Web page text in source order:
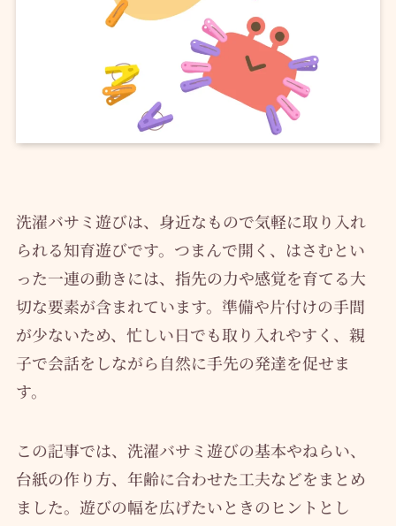
洗濯バサミ遊びは、身近なもので気軽に取り入れ
られる知育遊びです。つまんで開く、はさむとい
った一連の動きには、指先の力や感覚を育てる大
切な要素が含まれています。準備や片付けの手間
が少ないため、忙しい日でも取り入れやすく、親
子で会話をしながら自然に手先の発達を促せま
す。
この記事では、洗濯バサミ遊びの基本やねらい、
台紙の作り方、年齢に合わせた工夫などをまとめ
ました。遊びの幅を広げたいときのヒントとし